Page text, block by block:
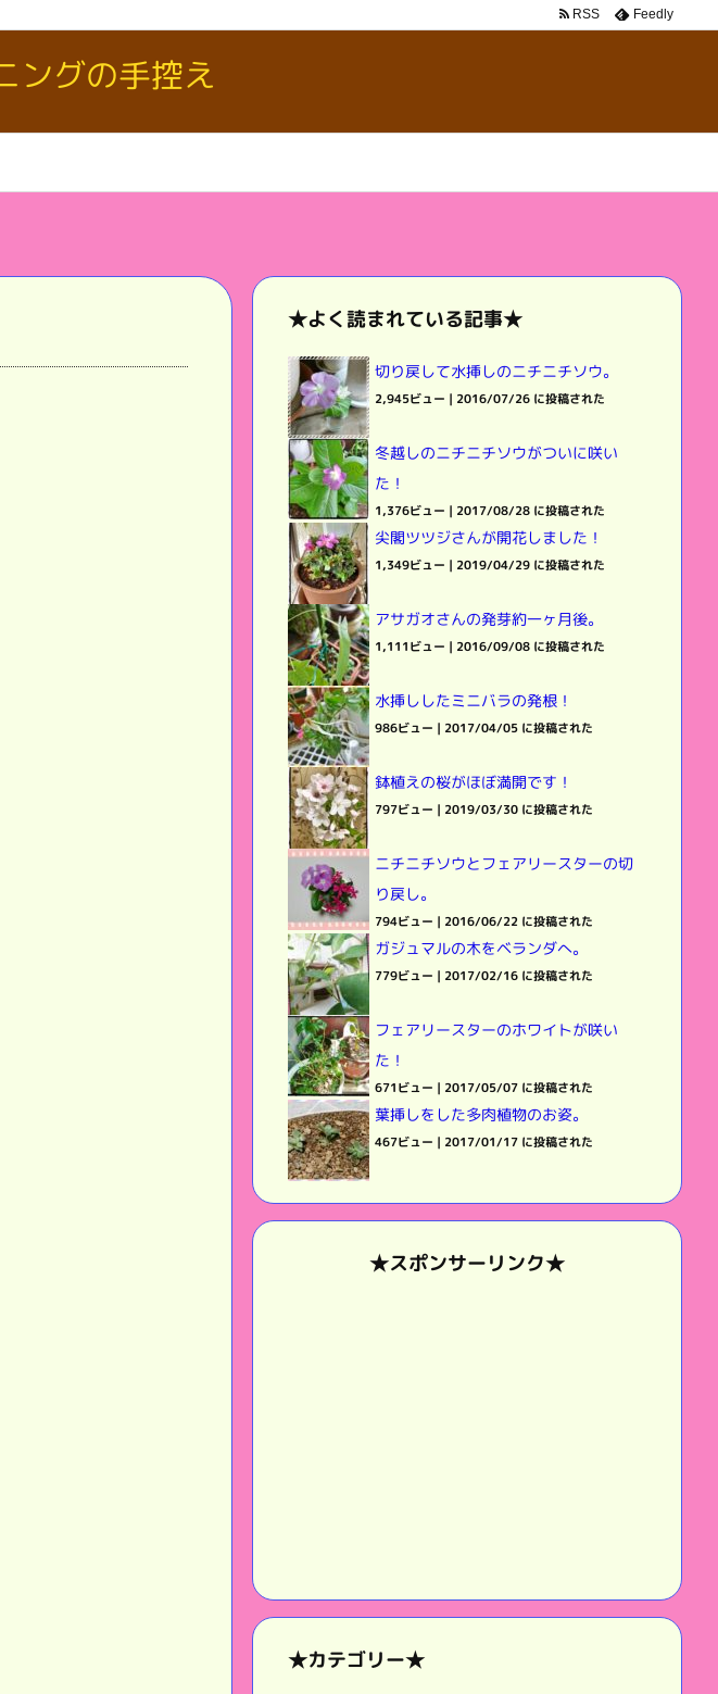
ングの手控え
RSS Feedly
★よく読まれている記事★
切り戻して水挿しのニチニチソウ。
2,945ビュー | 2016/07/26 に投稿された
冬越しのニチニチソウがついに咲い
た！
1,376ビュー | 2017/08/28 に投稿された
尖閣ツツジさんが開花しました！
1,349ビュー | 2019/04/29 に投稿された
アサガオさんの発芽約一ヶ月後。
1,111ビュー | 2016/09/08 に投稿された
水挿ししたミニバラの発根！
986ビュー | 2017/04/05 に投稿された
鉢植えの桜がほぼ満開です！
797ビュー | 2019/03/30 に投稿された
ニチニチソウとフェアリースターの切
り戻し。
794ビュー | 2016/06/22 に投稿された
ガジュマルの木をベランダへ。
779ビュー | 2017/02/16 に投稿された
フェアリースターのホワイトが咲い
た！
671ビュー | 2017/05/07 に投稿された
葉挿しをした多肉植物のお姿。
467ビュー | 2017/01/17 に投稿された
★スポンサーリンク★
★カテゴリー★